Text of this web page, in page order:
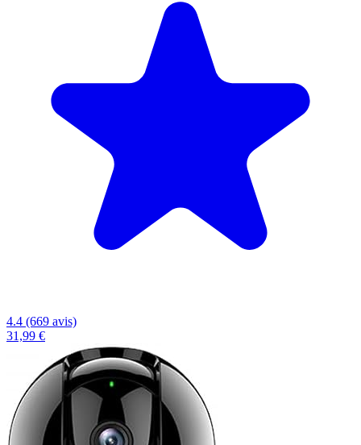
4.4 (669 avis)
31,99 €